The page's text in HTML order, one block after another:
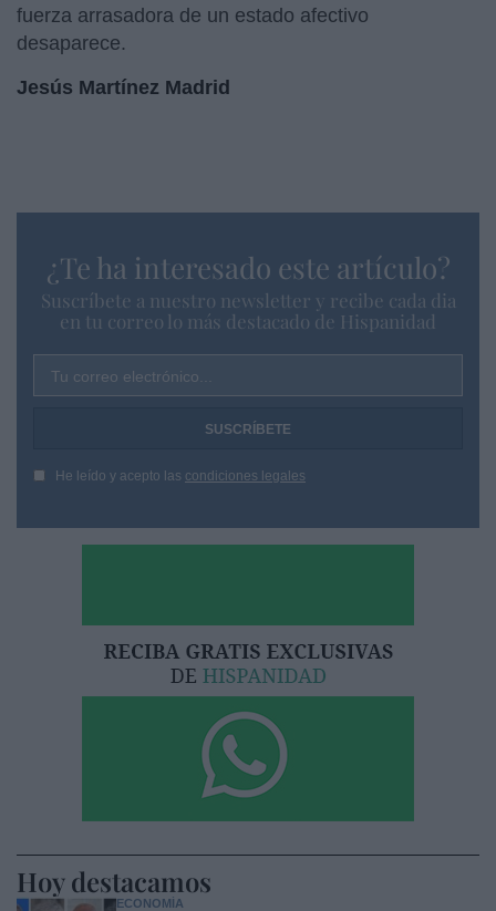
fuerza arrasadora de un estado afectivo
desaparece.
Jesús Martínez Madrid
¿Te ha interesado este artículo?
Suscríbete a nuestro newsletter y recibe cada dia
en tu correo lo más destacado de Hispanidad
Tu correo electrónico...
He leído y acepto las condiciones legales
Hoy destacamos
ECONOMÍA